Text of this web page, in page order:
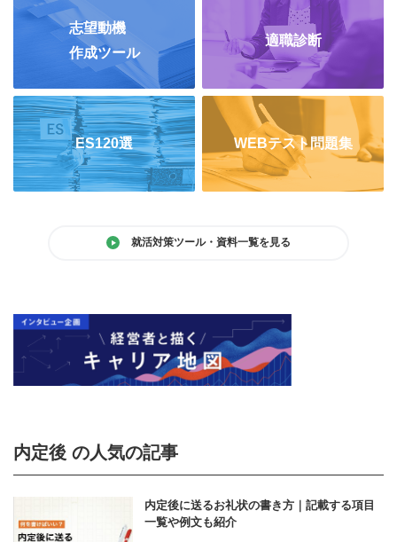
志望動機
作成ツール
適職診断
ES120選 WEBテスト問題集
就活対策ツール・資料一覧を見る
内定後 の人気の記事
内定後に送るお礼状の書き方｜記載する項目
一覧や例文も紹介